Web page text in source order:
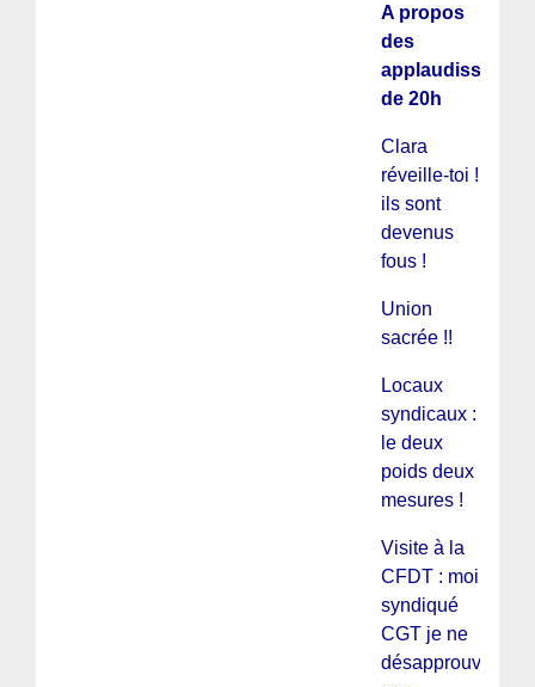
A propos
des
de 20h
Clara
réveille-toi !
ils sont
devenus
fous !
Union
sacrée !!
Locaux
syndicaux :
le deux
poids deux
mesures !
Visite à la
CFDT : moi
syndiqué
CGT je ne
désapprouve